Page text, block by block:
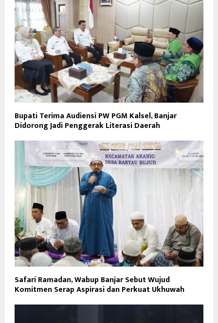
Bupati Terima Audiensi PW PGM Kalsel, Banjar
Didorong Jadi Penggerak Literasi Daerah
Safari Ramadan, Wabup Banjar Sebut Wujud
Komitmen Serap Aspirasi dan Perkuat Ukhuwah